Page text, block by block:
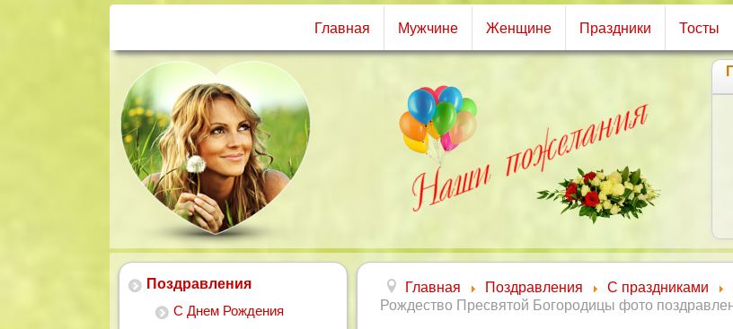
Главная Мужчине Женщине Праздники Тосты
Поздравления
С Днем Рождения
Главная Поздравления С праздниками
Рождество Пресвятой Богородицы фото